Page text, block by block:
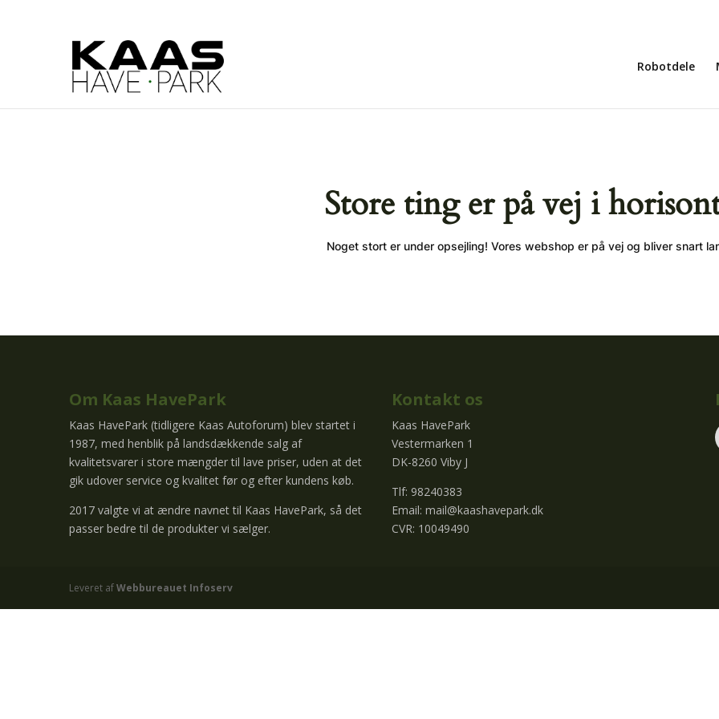
Robotdele
Store ting er på vej i
Noget stort er under opsejling! Vores webshop er på vej og bliver snart
Om Kaas HavePark
Kaas HavePark (tidligere Kaas Autoforum) blev startet i
1987, med henblik på landsdækkende salg af
kvalitetsvarer i store mængder til lave priser, uden at det
gik udover service og kvalitet før og efter kundens køb.
2017 valgte vi at ændre navnet til Kaas HavePark, så det
passer bedre til de produkter vi sælger.
Kontakt os
Kaas HavePark
Vestermarken 1
DK-8260 Viby J
Tlf: 98240383
Email:mail@kaashavepark.dk
CVR: 10049490
Leveret afWebbureauet Infoserv